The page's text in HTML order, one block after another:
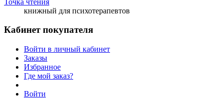
книжный для психотерапевтов
Кабинет покупателя
Войти в личный кабинет
Заказы
Избранное
Где мой заказ?
Войти